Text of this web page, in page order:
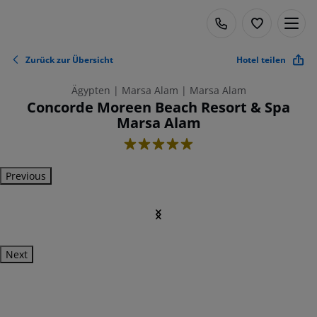
Zurück zur Übersicht Hotel teilen
Ägypten | Marsa Alam | Marsa Alam
Concorde Moreen Beach Resort & Spa
Marsa Alam
5
Previous
Next